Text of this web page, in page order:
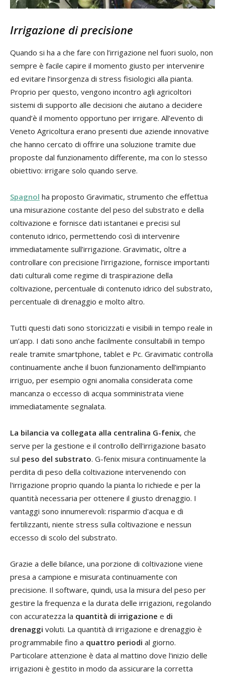
Irrigazione di precisione
Quando si ha a che fare con l’irrigazione nel fuori suolo, non
sempre è facile capire il momento giusto per intervenire
ed evitare l’insorgenza di stress fisiologici alla pianta.
Proprio per questo, vengono incontro agli agricoltori
sistemi di supporto alle decisioni che aiutano a decidere
quand’è il momento opportuno per irrigare. All’evento di
Veneto Agricoltura erano presenti due aziende innovative
che hanno cercato di offrire una soluzione tramite due
proposte dal funzionamento differente, ma con lo stesso
obiettivo: irrigare solo quando serve.
Spagnol ha proposto Gravimatic, strumento che effettua
una misurazione costante del peso del substrato e della
coltivazione e fornisce dati istantanei e precisi sul
contenuto idrico, permettendo così di intervenire
immediatamente sull’irrigazione. Gravimatic, oltre a
controllare con precisione l’irrigazione, fornisce importanti
dati culturali come regime di traspirazione della
coltivazione, percentuale di contenuto idrico del substrato,
percentuale di drenaggio e molto altro.
Tutti questi dati sono storicizzati e visibili in tempo reale in
un’app. I dati sono anche facilmente consultabili in tempo
reale tramite smartphone, tablet e Pc. Gravimatic controlla
continuamente anche il buon funzionamento dell’impianto
irriguo, per esempio ogni anomalia considerata come
mancanza o eccesso di acqua somministrata viene
immediatamente segnalata.
La bilancia va collegata alla centralina G-fenix, che
serve per la gestione e il controllo dell'irrigazione basato
sul peso del substrato. G-fenix misura continuamente la
perdita di peso della coltivazione intervenendo con
l'irrigazione proprio quando la pianta lo richiede e per la
quantità necessaria per ottenere il giusto drenaggio. I
vantaggi sono innumerevoli: risparmio d'acqua e di
fertilizzanti, niente stress sulla coltivazione e nessun
eccesso di scolo del substrato.
Grazie a delle bilance, una porzione di coltivazione viene
presa a campione e misurata continuamente con
precisione. Il software, quindi, usa la misura del peso per
gestire la frequenza e la durata delle irrigazioni, regolando
con accuratezza la quantità di irrigazione e di
drenaggi voluti. La quantità di irrigazione e drenaggio è
programmabile fino a quattro periodi al giorno.
Particolare attenzione è data al mattino dove l'inizio delle
irrigazioni è gestito in modo da assicurare la corretta